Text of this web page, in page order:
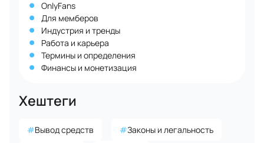
OnlyFans
Для мемберов
Индустрия и тренды
Работа и карьера
Термины и определения
Финансы и монетизация
Хештеги
#Вывод средств #Законы и легальность